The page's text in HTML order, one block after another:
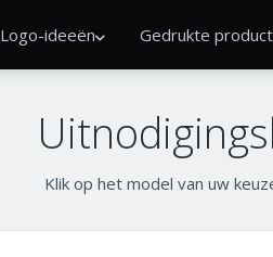
Logo-ideeën Gedrukte
Klik op het model van uw